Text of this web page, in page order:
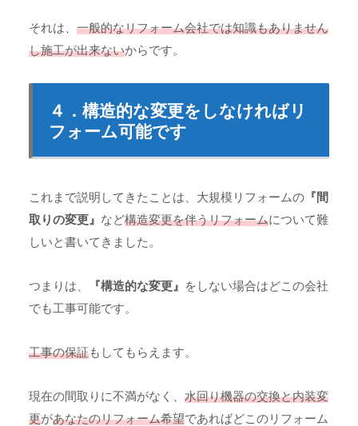
それは、 一般的なリフォーム会社では知識もありません
し施工が出来ないからです。
４．構造的な変更をしなければリ
フォーム可能です
これまで説明してきたことは、大規模リフォームの 『間
取りの変更』 など構造変更を伴うリフォームについて難
しいと書いてきました。
つまりは、 『構造的な変更』 をしない場合はどこの会社
でも工事可能です。
工事の保証もしてもらえます。
現在の間取りに不満がなく、 水回り機器の交換と内装変
更があなたのリフォーム希望であればどこのリフォーム